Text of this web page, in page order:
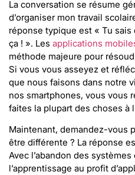
La conversation se résume
d’organiser mon travail
réponse typique est « Tu sais
ça ! ». Les applications
méthode majeure pour
Si vous vous asseyez et
que nous faisons dans notre
nos smartphones, vous vous
faites la plupart des choses à
Maintenant, demandez-vous
être différente ? La réponse
Avec l’abandon des
l’apprentissage au profit